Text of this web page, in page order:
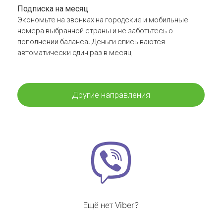
Подписка на месяц
Экономьте на звонках на городские и мобильные
номера выбранной страны и не заботьтесь о
пополнении баланса. Деньги списываются
автоматически один раз в месяц
Другие направления
Ещё нет Viber?